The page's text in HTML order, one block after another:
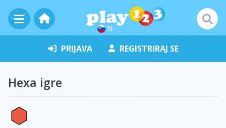
SI
PRIJAVA REGISTRIRAJ SE
Hexa igre